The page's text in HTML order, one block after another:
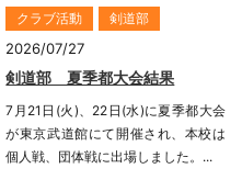
クラブ活動 剣道部
2026/07/27
剣道部 夏季都大会結果
7月21日(火)、22日(水)に夏季都大会
が東京武道館にて開催され、本校は
個人戦、団体戦に出場しました。...